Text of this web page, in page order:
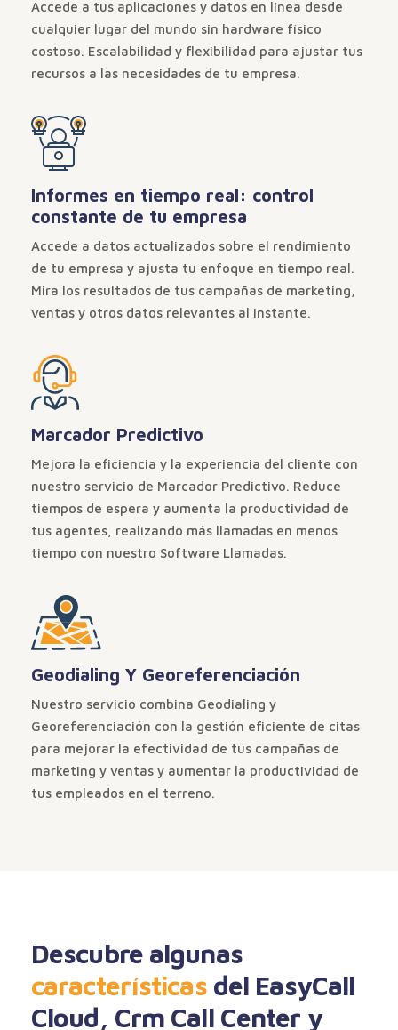
Accede a tus aplicaciones y datos en línea desde
cualquier lugar del mundo sin hardware físico
costoso. Escalabilidad y flexibilidad para ajustar tus
recursos a las necesidades de tu empresa.
Informes en tiempo real: control
constante de tu empresa
Accede a datos actualizados sobre el rendimiento
de tu empresa y ajusta tu enfoque en tiempo real.
Mira los resultados de tus campañas de marketing,
ventas y otros datos relevantes al instante.
Marcador Predictivo
Mejora la eficiencia y la experiencia del cliente con
nuestro servicio de Marcador Predictivo. Reduce
tiempos de espera y aumenta la productividad de
tus agentes, realizando más llamadas en menos
tiempo con nuestro Software Llamadas.
Geodialing Y Georeferenciación
Nuestro servicio combina Geodialing y
Georeferenciación con la gestión eficiente de citas
para mejorar la efectividad de tus campañas de
marketing y ventas y aumentar la productividad de
tus empleados en el terreno.
Descubre algunas
característicasdel EasyCall
Cloud, Crm Call Center y